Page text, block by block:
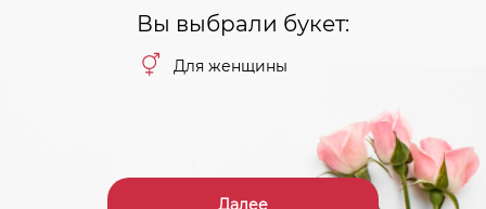
Вы выбрали букет:
Для женщины
Далее